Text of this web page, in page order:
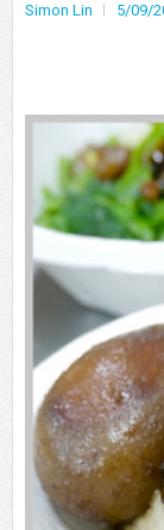
Simon Lin 5/09/